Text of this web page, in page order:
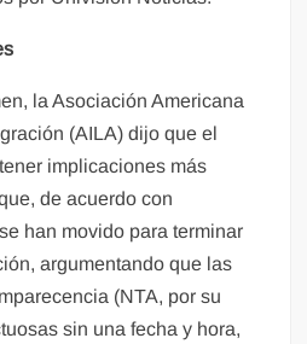
la Asociación Americana
(AILA) dijo que el
implicaciones más
de acuerdo con
han movido para terminar
argumentando que las
(NTA, por su
sin una fecha y hora,